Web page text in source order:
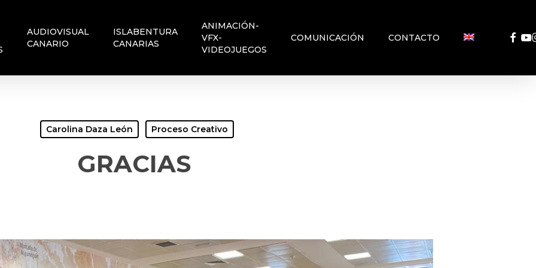
AUDIOVISUAL
CANARIO
ISLABENTURA
CANARIAS
ANIMACIÓN-
VFX-
VIDEOJUEGOS
COMUNICACIÓN CONTACTO
Carolina Daza León Proceso Creativo
GRACIAS